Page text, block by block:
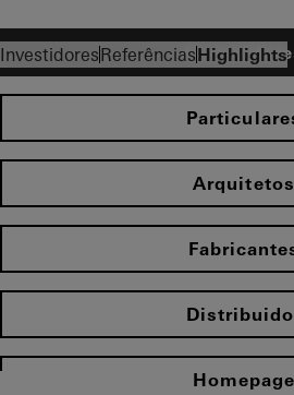
InvestidoresReferênciasHighlights
Arquitetos
Homepage